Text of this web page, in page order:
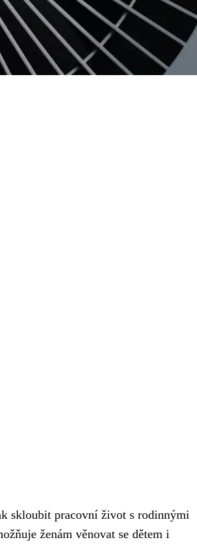
skloubit pracovní život s rodinnými
ženám věnovat se dětem i